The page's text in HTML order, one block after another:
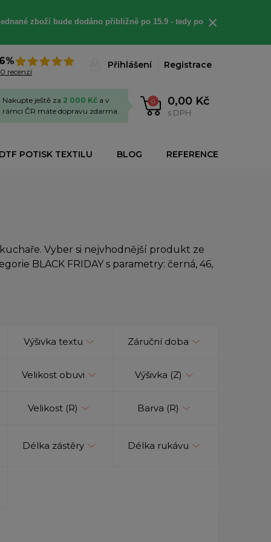
zboží bude dodáno přibližně po 15.9 - tedy po ×
recenzí
Přihlášení Registrace
0 0,00 Kč
s DPH
Nakupte ještě za 2 000 Kč a v
rámci ČR máte dopravu zdarma.
POTISK TEXTILU BLOG REFERENCE
Vyber si nejvhodnější produkt ze
BLACK FRIDAY s parametry: černá, 46,
Výšivka textu Záruční doba
Velikost obuvi Výšivka (Z)
Velikost (R) Barva (R)
Délka zástěry Délka rukávu